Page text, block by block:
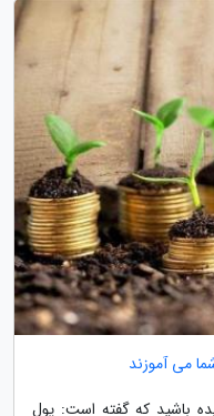
باشید که گفته است: پول